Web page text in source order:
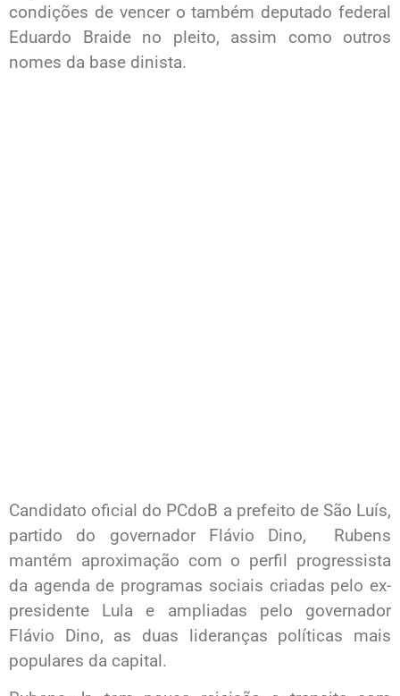
condições de vencer o também deputado federal
Eduardo Braide no pleito, assim como outros
nomes da base dinista.
Candidato oficial do PCdoB a prefeito de São Luís,
partido do governador Flávio Dino, Rubens
mantém aproximação com o perfil progressista
da agenda de programas sociais criadas pelo ex-
presidente Lula e ampliadas pelo governador
Flávio Dino, as duas lideranças políticas mais
populares da capital.